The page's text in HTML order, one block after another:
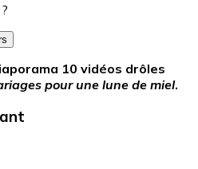
10 vidéos drôles
pour une lune de miel.